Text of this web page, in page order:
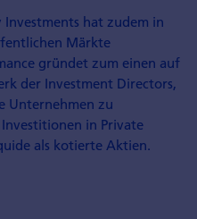
hat zudem in
Märkte
gründet zum einen auf
der Investment Directors,
Unternehmen zu
in Private
als kotierte Aktien.